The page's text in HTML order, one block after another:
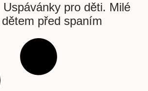
pro děti. Milé
před spaním